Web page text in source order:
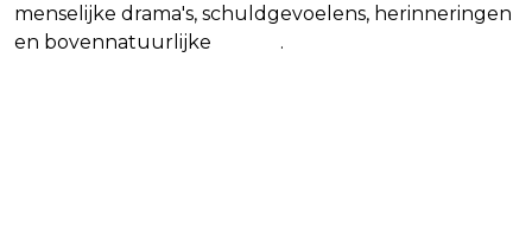
menselijke drama's, schuldgevoelens, herinneringen
en bovennatuurlijke
.